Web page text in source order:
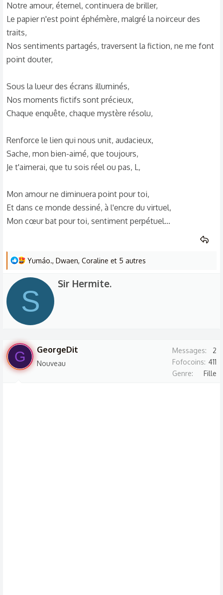
Notre amour, éternel, continuera de briller,
Le papier n'est point éphémère, malgré la noirceur des
traits,
Nos sentiments partagés, traversent la fiction, ne me font
point douter,
Sous la lueur des écrans illuminés,
Nos moments fictifs sont précieux,
Chaque enquête, chaque mystère résolu,
Renforce le lien qui nous unit, audacieux,
Sache, mon bien-aimé, que toujours,
Je t'aimerai, que tu sois réel ou pas, L,
Mon amour ne diminuera point pour toi,
Et dans ce monde dessiné, à l'encre du virtuel,
Mon cœur bat pour toi, sentiment perpétuel...
L
r
o
Yumáo., Dwaen, Coraline et 5 autres
S
W
n
b
Sir Hermite.
G GeorgeDit
Nouveau
Messages
2
Fofocoins 411
Genre
Fille